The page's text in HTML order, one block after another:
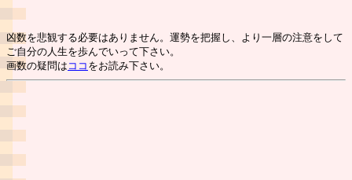
凶数を悲観する必要はありません。運勢を把握し、より一層の注意をして
ご自分の人生を歩んでいって下さい。
画数の疑問は ココ をお読み下さい。